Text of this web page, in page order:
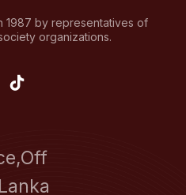
1987 by representatives of
organizations.
fab